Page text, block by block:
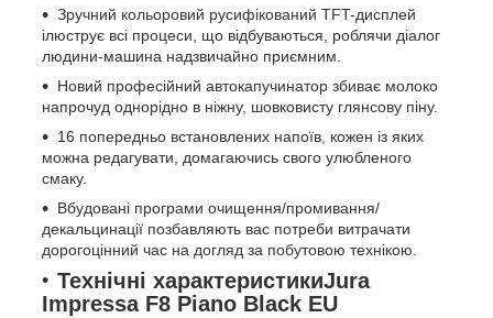
Зручний кольоровий русифікований TFT-дисплей
ілюструє всі процеси, що відбуваються, роблячи діалог
людини-машина надзвичайно приємним.
Новий професійний автокапучинатор збиває молоко
напрочуд однорідно в ніжну, шовковисту глянсову піну.
16 попередньо встановлених напоїв, кожен із яких
можна редагувати, домагаючись свого улюбленого
смаку.
Вбудовані програми очищення/промивання/
декальцинації позбавляють вас потреби витрачати
дорогоцінний час на догляд за побутовою технікою.
Технічні характеристикиJura
Impressa F8 Piano Black EU